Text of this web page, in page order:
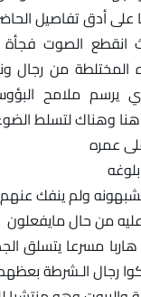
أدق تفاصيل
انقطع الصوت
المختلطة من رجال
يرسم ملامح
هنا وهناك لتسلط
عمره
ولم ينفك عنهم
من حال مايفعلون
مسرعا يتسلق
رجال الـشرطة